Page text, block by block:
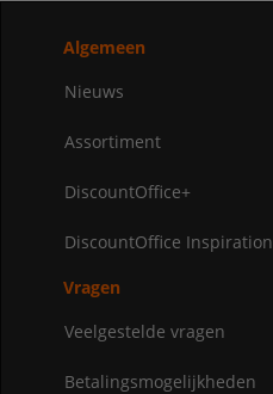
Algemeen
Nieuws
Assortiment
DiscountOffice+
DiscountOffice Inspiration
Vragen
Veelgestelde vragen
Betalingsmogelijkheden